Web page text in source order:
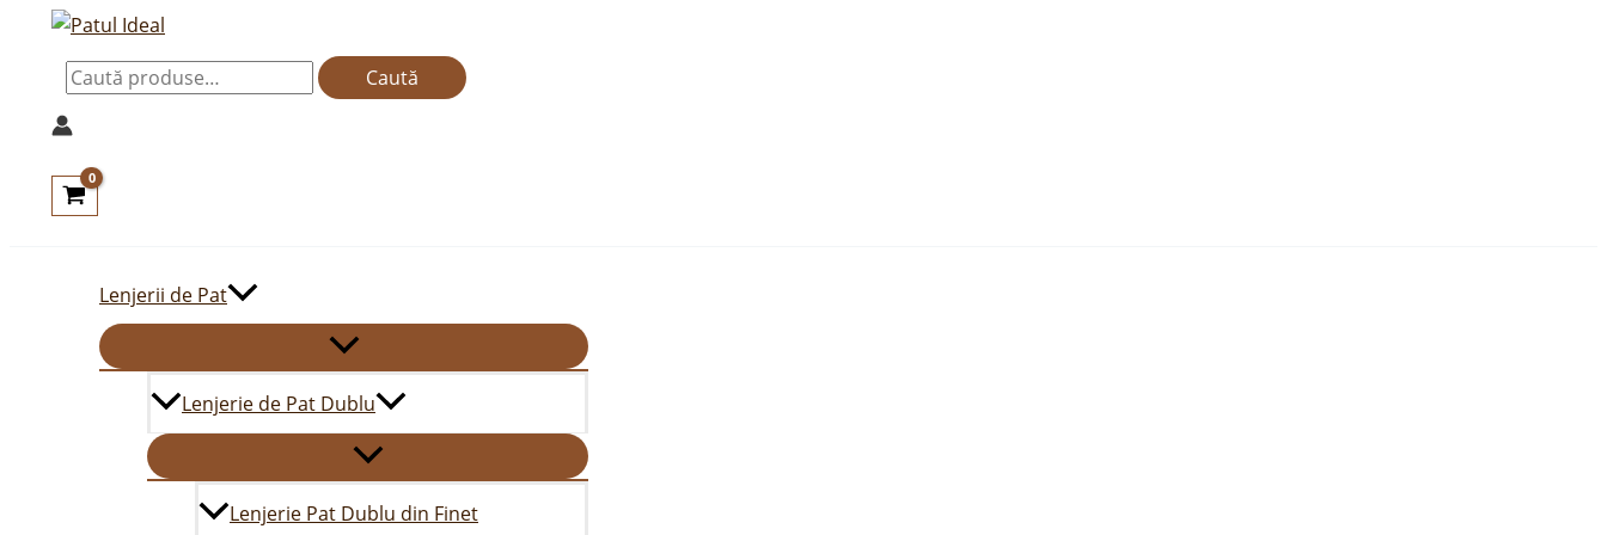
content
Caută
Caută
Lenjerii de Pat
Lenjerie de Pat Dublu
Lenjerie Pat Dublu din Finet